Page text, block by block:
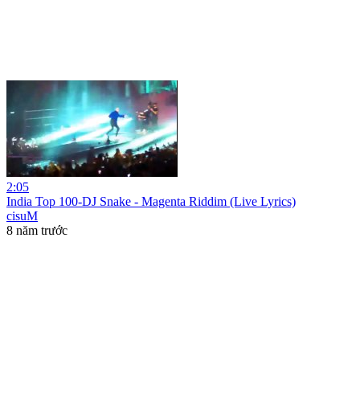
2:05
India Top 100-DJ Snake - Magenta Riddim (Live Lyrics)
cisuM
8 năm trước